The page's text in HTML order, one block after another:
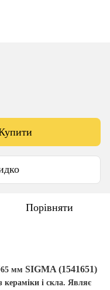
Порівняти
мм SIGMA (1541651)
кераміки і скла. Являє